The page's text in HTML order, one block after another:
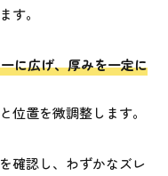
す。
に広げ、厚みを一定に
位置を微調整します。
確認し、わずかなズレ